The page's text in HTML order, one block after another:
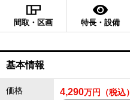
間取・区画 特長・設備
基本情報
価格 4,290万円（税込）